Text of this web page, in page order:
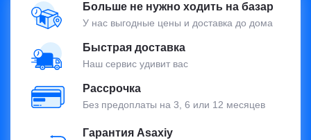
Больше не нужно ходить на базар
У нас выгодные цены и доставка до дома
Быстрая доставка
Наш сервис удивит вас
Рассрочка
Без предоплаты на 3, 6 или 12 месяцев
Гарантия Asaxiy